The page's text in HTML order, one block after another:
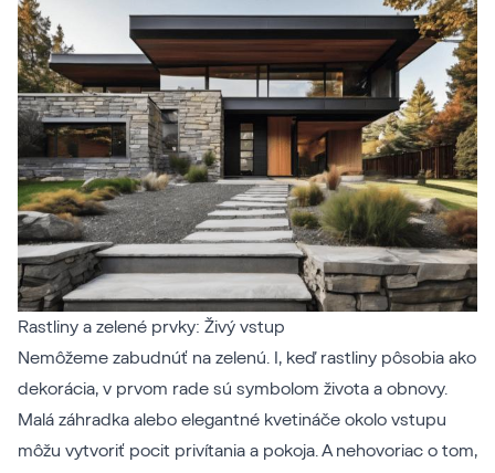
Rastliny a zelené prvky: Živý vstup
Nemôžeme zabudnúť na zelenú. I, keď rastliny pôsobia ako
dekorácia, v prvom rade sú symbolom života a obnovy.
Malá záhradka alebo elegantné kvetináče okolo vstupu
môžu vytvoriť pocit privítania a pokoja. A nehovoriac o tom,